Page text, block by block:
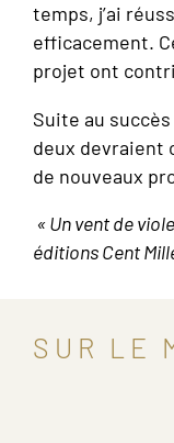
temps, j’ai
efficacement.
projet ont
Suite au
deux devraient
de nouveaux
« Un vent de
éditions Cent
SUR LE